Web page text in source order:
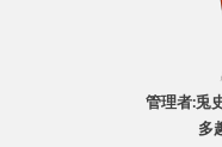
管理者:兎
多